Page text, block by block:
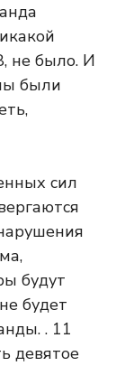
не было. И
были
сил
будут
будет
. 11
девятое